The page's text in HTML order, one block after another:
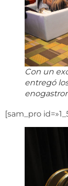
Con un
entregó
[sam_pro